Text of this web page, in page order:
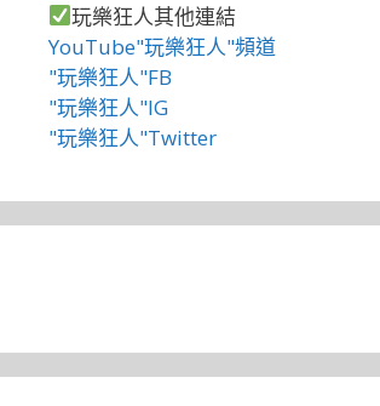
玩樂狂人其他連結
YouTube"玩樂狂人"頻道
"玩樂狂人"FB
"玩樂狂人"IG
"玩樂狂人"Twitter